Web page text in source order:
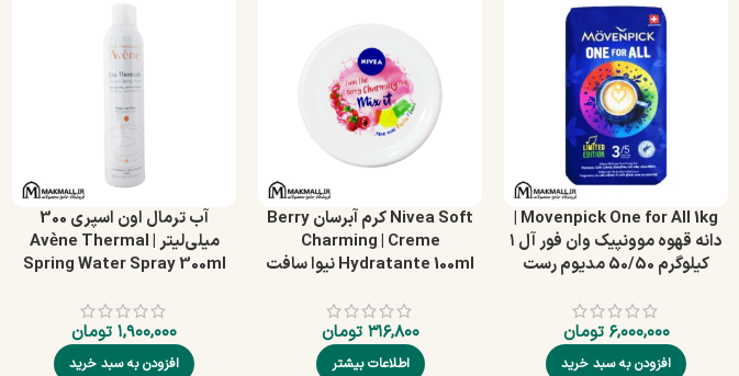
Movenpick One for All 1kg |
دانه قهوه موونپیک وان فور آل ۱
کیلوگرم 50/50 مدیوم رست
۶,۰۰۰,۰۰۰ تومان
افزودن به سبد خرید
Nivea Soft کرم آبرسان Berry
Charming | Creme
Hydratante 100ml نیوا سافت
۳۱۶,۸۰۰ تومان
اطلاعات بیشتر
آب ترمال اون اسپری 300
میلی‌لیتر | Avène Thermal
Spring Water Spray 300ml
۱,۹۰۰,۰۰۰ تومان
افزودن به سبد خرید